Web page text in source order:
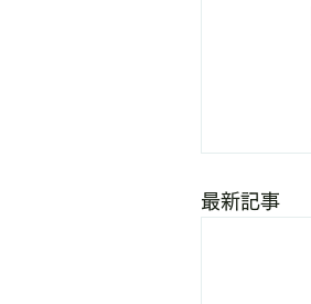
最新記事